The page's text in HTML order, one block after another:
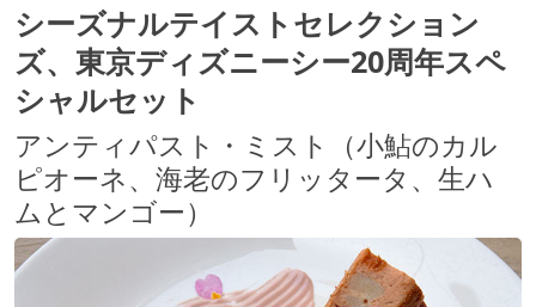
シーズナルテイストセレクション
ズ、東京ディズニーシー20周年スペ
シャルセット
アンティパスト・ミスト（小鮎のカル
ピオーネ、海老のフリッタータ、生ハ
ムとマンゴー）